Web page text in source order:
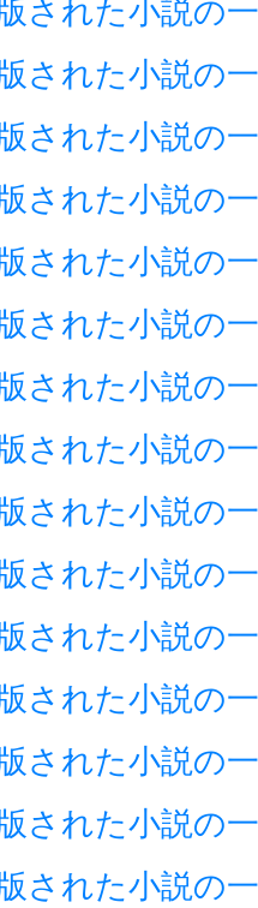
された小説の
された小説の
された小説の
された小説の
された小説の
された小説の
された小説の
された小説の
された小説の
された小説の
された小説の
された小説の
された小説の
された小説の
された小説の